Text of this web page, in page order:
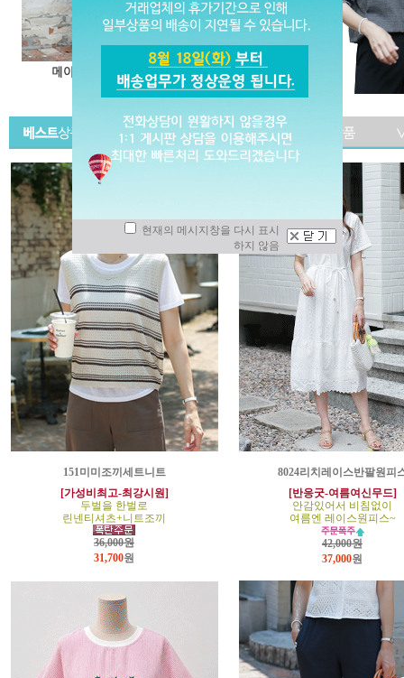
151미미조끼세트니트
[가성비최고-최강시원]
두벌을 한벌로
린넨티셔츠+니트조끼
36,000원
31,700원
8024리치레이스반팔원피
[반응굿-여름여신무드]
안감있어서 비침없이
여름엔 레이스원피스~
42,000원
37,000원
현재의 메시지창을 다시 표시
하지 않음